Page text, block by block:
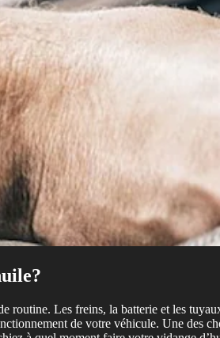
Les freins, la batterie et les
de votre véhicule. Une des